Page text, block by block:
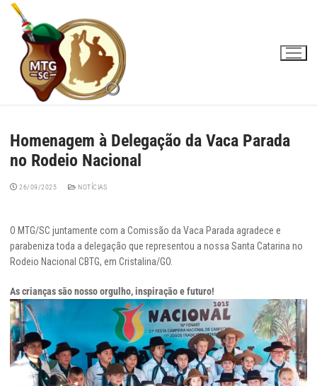
Pular
conteúdo
Homenagem à Delegação da Vaca Parada
no Rodeio Nacional
26/09/2025 NOTÍCIAS
O MTG/SC juntamente com a Comissão da Vaca Parada agradece e
parabeniza toda a delegação que representou a nossa Santa Catarina no
Rodeio Nacional CBTG, em Cristalina/GO.
As crianças são nosso orgulho, inspiração e futuro!